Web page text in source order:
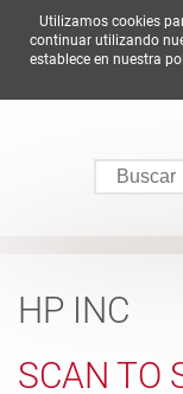
HP INC
SCAN TO
Utilizamos cookies
continuar utilizando
establece en nuestra